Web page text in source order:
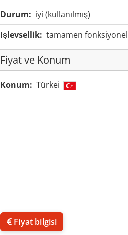
Durum: iyi (kullanılmış)
Işlevsellik: tamamen fonksiyonel
Fiyat ve Konum
Konum: Türkei
Fiyat bilgisi